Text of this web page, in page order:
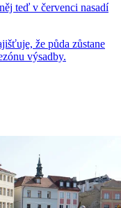
teď v červenci nasadí
že půda zůstane
výsadby.